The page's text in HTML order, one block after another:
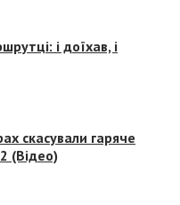
і доїхав, і
скасували гаряче
(Відео)